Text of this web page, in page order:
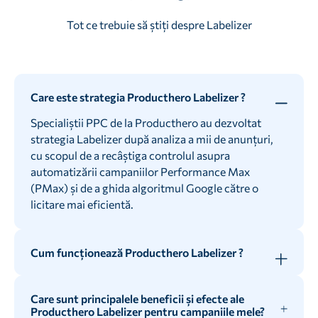
Tot ce trebuie să știți despre Labelizer
Care este strategia Producthero Labelizer ?
Specialiștii PPC de la Producthero au dezvoltat
strategia Labelizer după analiza a mii de anunțuri,
cu scopul de a recâștiga controlul asupra
automatizării campaniilor Performance Max
(PMax) și de a ghida algoritmul Google către o
licitare mai eficientă.
Cum funcționează Producthero Labelizer ?
dvs. și le segmentează în funcție de performanța lor.
Produsele sunt clasificate în 4 etichete: Heroes,
Care sunt principalele beneficii și efecte ale
Producthero Labelizer pentru campaniile mele?